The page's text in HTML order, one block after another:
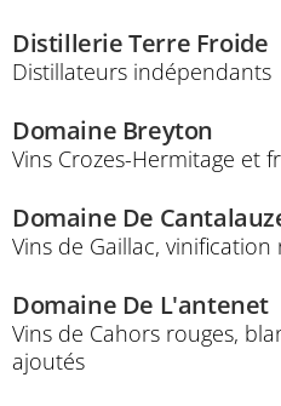
Distillerie Terre Froide
Distillateurs indépendants
Domaine Breyton
Vins Crozes-Hermitage et
Domaine De
Vins de Gaillac, vinification
Domaine De L'antenet
Vins de Cahors rouges,
ajoutés